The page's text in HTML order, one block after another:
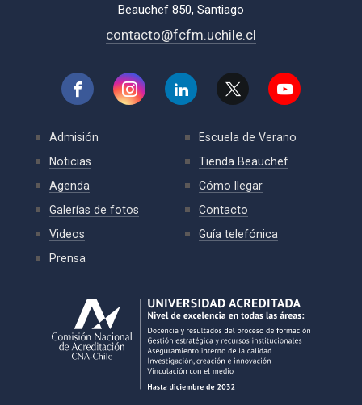
Beauchef 850, Santiago
contacto@fcfm.uchile.cl
Admisión
Noticias
Agenda
Galerías de fotos
Videos
Prensa
Escuela de Verano
Tienda Beauchef
Cómo llegar
Contacto
Guía telefónica